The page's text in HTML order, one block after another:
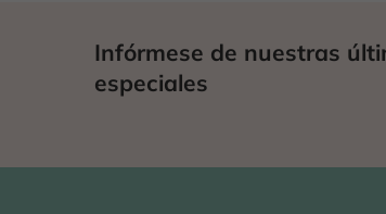
Infórmese de nuestras
especiales